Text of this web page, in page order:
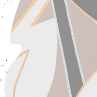
Ausstellungseröffnung
Dienstag –